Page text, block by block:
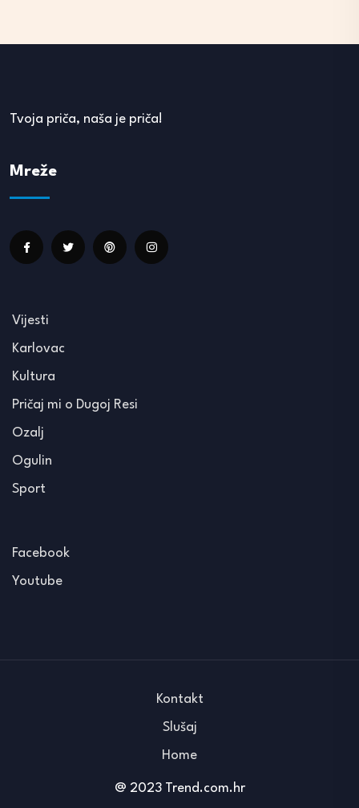
Tvoja priča, naša je priča!
Mreže
Vijesti
Karlovac
Kultura
Pričaj mi o Dugoj Resi
Ozalj
Ogulin
Sport
Facebook
Youtube
@ 2023 Trend.com.hr
Kontakt
Slušaj
Home